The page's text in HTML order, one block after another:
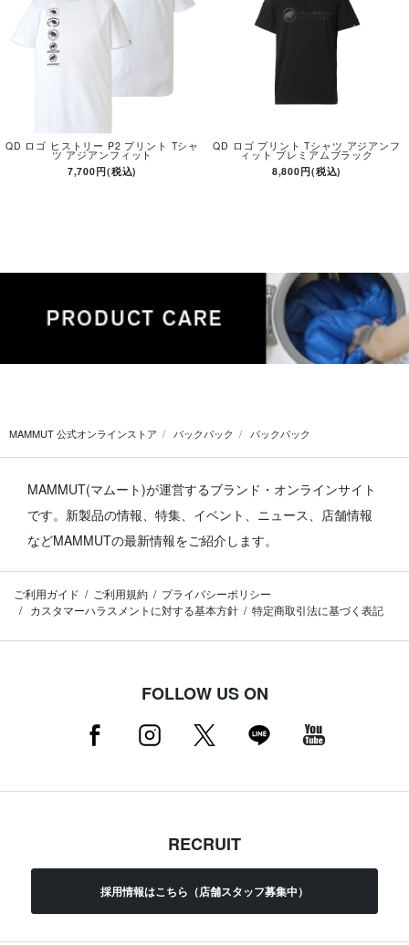
QD ロゴ ヒストリー P2 プリント Tシャ
ツ アジアンフィット
7,700円(税込)
QD ロゴ プリント Tシャツ アジアンフ
ィット プレミアムブラック
8,800円(税込)
MAMMUT 公式オンラインストア バックパック バックパック
MAMMUT(マムート)が運営するブランド・オンラインサイト
です。 新製品の情報、特集、イベント、ニュース、店舗情報
などMAMMUTの最新情報をご紹介します。
ご利用ガイド ご利用規約
プライバシーポリシー
カスタマーハラスメントに対する基本方針
特定商取引法に基づく表記
FOLLOW US ON
RECRUIT
採用情報はこちら（店舗スタッフ募集中）